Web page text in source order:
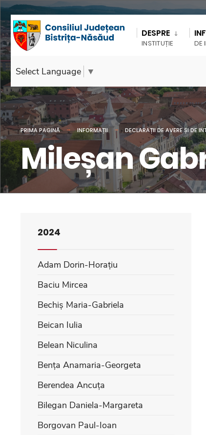
DESPRE
INSTITUȚIE DE
Select Language ▼
PRIMA PAGINĂ INFORMAȚII DECLARAȚII DE AVERE ȘI DE
Mileșan
2024
Adam Dorin-Horațiu
Baciu Mircea
Bechiș Maria-Gabriela
Beican Iulia
Belean Niculina
Bența Anamaria-Georgeta
Berendea Ancuța
Bilegan Daniela-Margareta
Borgovan Paul-Ioan